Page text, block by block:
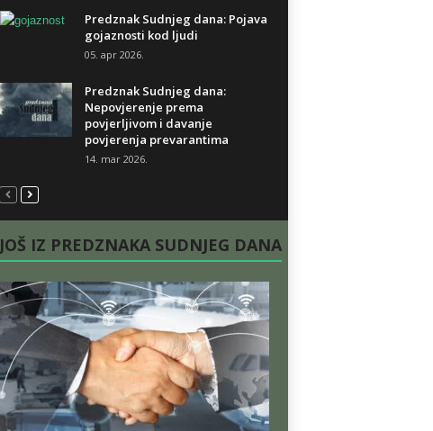
Predznak Sudnjeg dana: Pojava
gojaznosti kod ljudi
05. apr 2026.
Predznak Sudnjeg dana:
Nepovjerenje prema
povjerljivom i davanje
povjerenja prevarantima
14. mar 2026.
JOŠ IZ PREDZNAKA SUDNJEG DANA